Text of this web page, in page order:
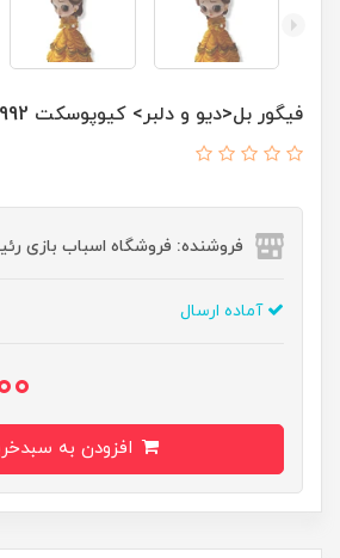
فیگور بل<دیو و دلبر> کیوپوسکت 2992
فروشنده: فروشگاه اسباب بازی
آماده ارسال